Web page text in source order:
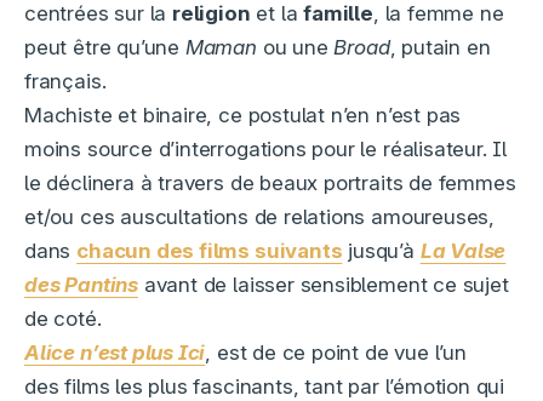
centrées sur la religion et lafamille, la femme ne
peut être qu’une Maman ou uneBroad, putain en
français.
Machiste et binaire, ce postulat n’en n’est pas
moins source d’interrogations pour le réalisateur. Il
le déclinera à travers de beaux portraits de femmes
et/ou ces auscultations de relations amoureuses,
dans chacun des films suivants jusqu’à La Valse
des Pantinsavant de laisser sensiblement ce sujet
de coté.
Alice n’est plus Ici, est de ce point de vue l’un
des films les plus fascinants, tant par l’émotion qui